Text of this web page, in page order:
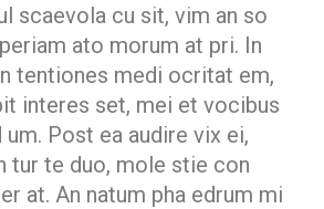
scaevola cu sit, vim an so
ato morum at pri. In
tentiones medi ocritat em,
interes set, mei et vocibus
Post ea audire vix ei,
tur te duo, mole stie con
at. An natum pha edrum mi